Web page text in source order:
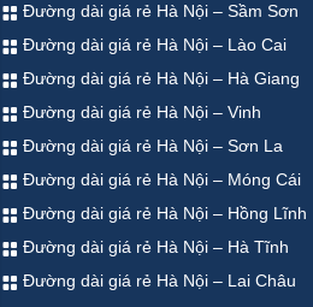
Đường dài giá rẻ Hà Nội – Sầm Sơn
Đường dài giá rẻ Hà Nội – Lào Cai
Đường dài giá rẻ Hà Nội – Hà Giang
Đường dài giá rẻ Hà Nội – Vinh
Đường dài giá rẻ Hà Nội – Sơn La
Đường dài giá rẻ Hà Nội – Móng Cái
Đường dài giá rẻ Hà Nội – Hồng Lĩnh
Đường dài giá rẻ Hà Nội – Hà Tĩnh
Đường dài giá rẻ Hà Nội – Lai Châu